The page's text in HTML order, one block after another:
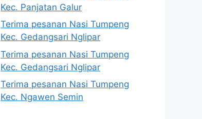
Kec. Panjatan Galur
Terima pesanan Nasi Tumpeng
Kec. Gedangsari Nglipar
Terima pesanan Nasi Tumpeng
Kec. Gedangsari Nglipar
Terima pesanan Nasi Tumpeng
Kec. Ngawen Semin